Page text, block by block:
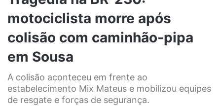
motociclista morre após
colisão com caminhão-pipa
em Sousa
A colisão aconteceu em frente ao
estabelecimento Mix Mateus e mobilizou equipes
de resgate e forças de segurança.